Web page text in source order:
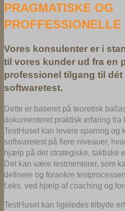
PRAGMATISKE OG
PROFFESSIONELLE
Vores konsulenter er i
til vores kunder ud fra en
professionel tilgang til dét
softwaretest.
Dette er baseret på teoretisk
dokumenteret praktisk erfaring fra
TestHuset kan levere sparring og
softwaretest på flere niveauer,
hjælp på det strategiske, taktiske
Det kan være testmentorer, som
definere og forankre
f.eks. ved hjælp af coaching og
TestHuset kan ligeledes tilbyde